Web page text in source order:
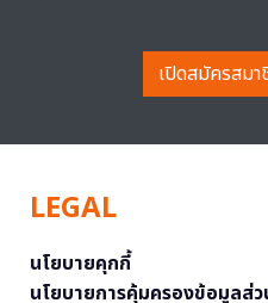
เปิดสมัครสม
LEGAL
นโยบายคุกกี้
นโยบายการคุ้มครองข้อมูลส่